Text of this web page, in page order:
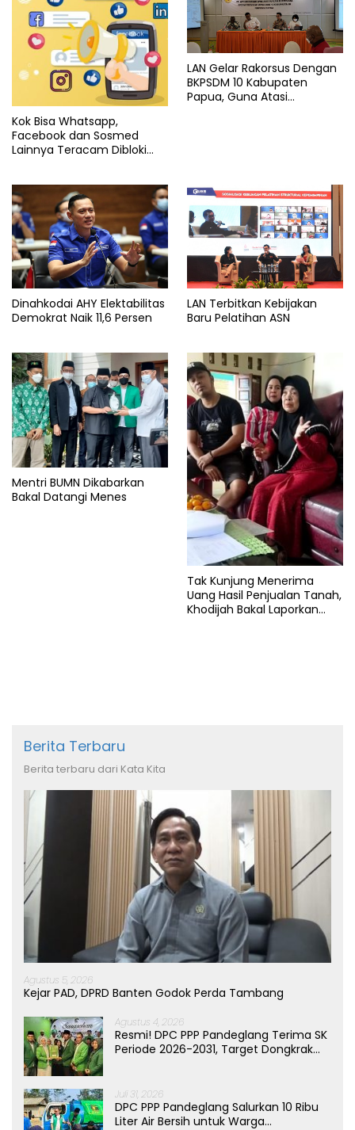
Kok Bisa Whatsapp,
Facebook dan Sosmed
Lainnya Teracam Dibloki
LAN Gelar Rakorsus Dengan
BKPSDM 10 Kabupaten
Papua, Guna Atasi
Dinahkodai AHY Elektabilitas
Demokrat Naik 11,6 Persen
LAN Terbitkan Kebijakan
Baru Pelatihan ASN
Mentri BUMN Dikabarkan
Bakal Datangi Menes
Tak Kunjung Menerima
Uang Hasil Penjualan Tanah,
Khodijah Bakal Laporkan
Berita Terbaru
Berita terbaru dari Kata Kita
Agustus 5, 2026
Kejar PAD, DPRD Banten Godok Perda Tambang
Agustus 4, 2026
Resmi! DPC PPP Pandeglang Terima SK
Periode 2026-2031, Target Dongkrak
Juli 31, 2026
DPC PPP Pandeglang Salurkan 10 Ribu
Liter Air Bersih untuk Warga